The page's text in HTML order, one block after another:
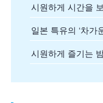
시원하게 시간을
일본 특유의 ‘차가
시원하게 즐기는